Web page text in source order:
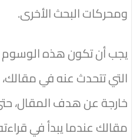
ومحركات البحث الأخرى.
يجب أن تكون هذه
التي تتحدث عنه في
خارجة عن هدف المقال،
مقالك عندما يبدأ في